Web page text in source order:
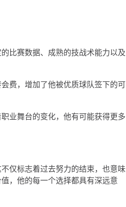
比赛数据、成熟的技战术能力以及
费，增加了他被优质球队签下的可
业舞台的变化，他有可能获得更多
仅标志着过去努力的结束，也意味
，他的每一个选择都具有深远意